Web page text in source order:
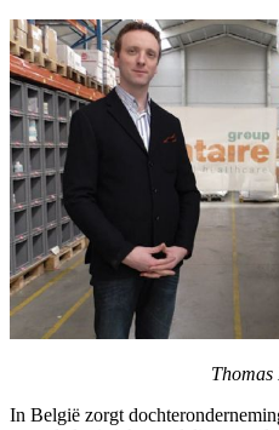
In België zorgt